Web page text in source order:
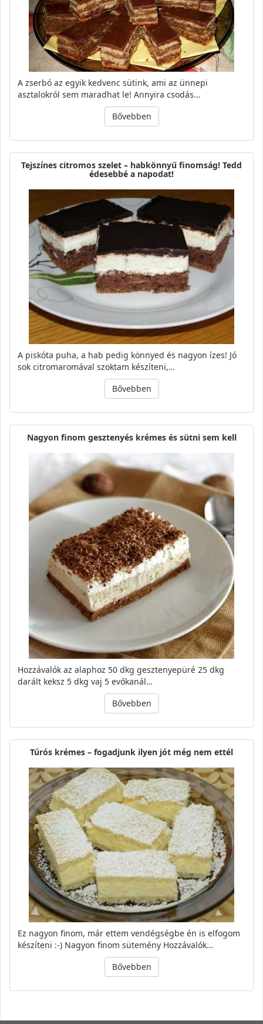
A zserbó az egyik kedvenc sütink, ami az ünnepi
asztalokról sem maradhat le! Annyira csodás…
Bővebben
Tejszínes citromos szelet – habkönnyű finomság! Tedd
édesebbé a napodat!
A piskóta puha, a hab pedig könnyed és nagyon ízes! Jó
sok citromaromával szoktam készíteni,…
Bővebben
Nagyon finom gesztenyés krémes és sütni sem kell
Hozzávalók az alaphoz 50 dkg gesztenyepüré 25 dkg
darált keksz 5 dkg vaj 5 evőkanál…
Bővebben
Túrós krémes – fogadjunk ilyen jót még nem ettél
Ez nagyon finom, már ettem vendégségbe én is elfogom
készíteni :-) Nagyon finom sütemény Hozzávalók…
Bővebben